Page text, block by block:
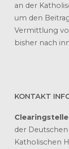
an der
um den
Vermittlung
bisher nach
KONTAKT
der
Katholischen